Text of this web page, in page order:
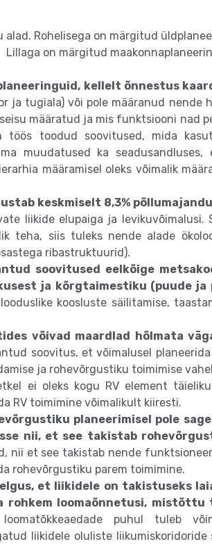
alad. Rohelisega on märgitud
Lillaga on märgitud
kellelt õnnestus
ja tugiala) või pole määranud
määratud ja mis funktsiooni
töös toodud soovitused, mida
muudatused ka
määramisel oleks võimalik
keskmiselt 8,3%
liikide elupaiga ja
teha, siis tuleks nende alade
ribastruktuurid).
soovitused eelkõige
ja kõrgtaimestiku (puude ja
koosluste säilitamise,
võivad maardlad hõlmata
soovitus, et võimalusel
ja rohevõrgustiku toimimise
ei oleks kogu RV element
RV toimimine võimalikult kiiresti.
planeerimisel pole
nii, et see takistab
nii et see takistab nende
rohevõrgustiku parem toimimine.
et liikidele on takistuseks
rohkem loomaõnnetusi,
puhul tuleb
liikidele oluliste